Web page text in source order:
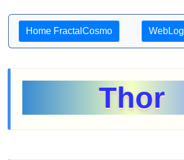
Home FractalCosmo WebLog
Thor